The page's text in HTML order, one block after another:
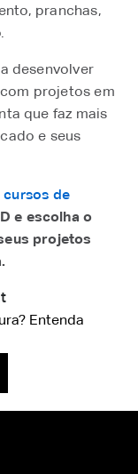
pranchas,
desenvolver
projetos em
que faz mais
e seus
cursos de
e escolha o
projetos
Entenda